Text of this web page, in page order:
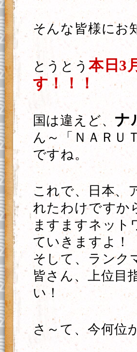
そんな皆様にお
とうとう 本日3
す！！！
国は違えど、 ナ
ん～「ＮＡＲＵ
ですね。
これで、日本、
れたわけですか
ますますネット
ていきますよ！
そして、ランク
皆さん、上位目
い！
さ～て、今何位